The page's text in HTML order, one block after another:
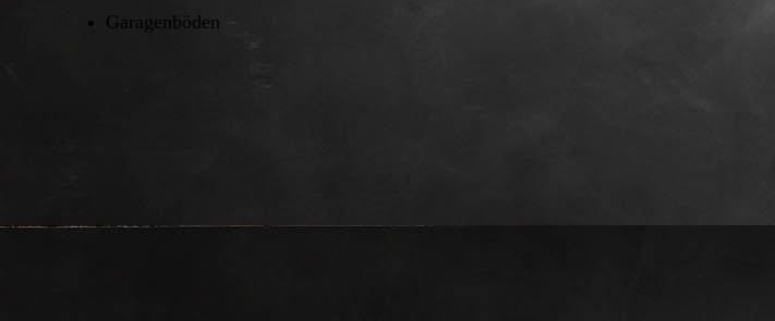
Garagenböden